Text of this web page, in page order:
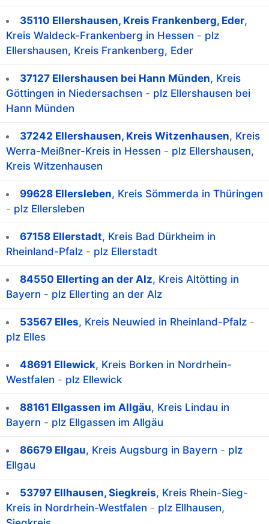
35110 Ellershausen, Kreis Frankenberg, Eder,
Kreis Waldeck-Frankenberg in Hessen - plz
Ellershausen, Kreis Frankenberg, Eder
37127 Ellershausen bei Hann Münden, Kreis
Göttingen in Niedersachsen - plz Ellershausen bei
Hann Münden
37242 Ellershausen, Kreis Witzenhausen, Kreis
Werra-Meißner-Kreis in Hessen - plz Ellershausen,
Kreis Witzenhausen
99628 Ellersleben, Kreis Sömmerda in Thüringen
- plz Ellersleben
67158 Ellerstadt, Kreis Bad Dürkheim in
Rheinland-Pfalz - plz Ellerstadt
84550 Ellerting an der Alz, Kreis Altötting in
Bayern - plz Ellerting an der Alz
53567 Elles, Kreis Neuwied in Rheinland-Pfalz -
plz Elles
48691 Ellewick, Kreis Borken in Nordrhein-
Westfalen - plz Ellewick
88161 Ellgassen im Allgäu, Kreis Lindau in
Bayern - plz Ellgassen im Allgäu
86679 Ellgau, Kreis Augsburg in Bayern - plz
Ellgau
53797 Ellhausen, Siegkreis, Kreis Rhein-Sieg-
Kreis in Nordrhein-Westfalen - plz Ellhausen,